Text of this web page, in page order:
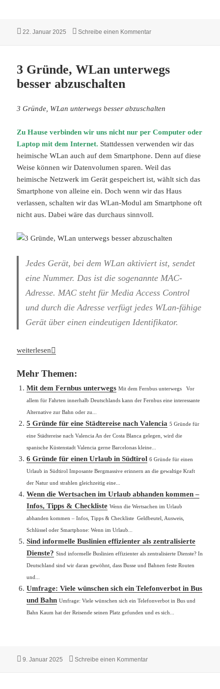
Veröffentlicht
22. Januar 2025 Schreibe einen Kommentarzu Wie geht „Slow
3 Gründe, WLan unterwegs
besser abzuschalten
3 Gründe, WLan unterwegs besser abzuschalten
Zu Hause verbinden wir uns nicht nur per Computer oder
Laptop mit dem Internet. Stattdessen verwenden wir das
heimische WLan auch auf dem Smartphone. Denn auf diese
Weise können wir Datenvolumen sparen. Weil das
heimische Netzwerk im Gerät gespeichert ist, wählt sich das
Smartphone von alleine ein. Doch wenn wir das Haus
verlassen, schalten wir das WLan-Modul am Smartphone oft
nicht aus. Dabei wäre das durchaus sinnvoll.
Jedes Gerät, bei dem WLan aktiviert ist, sendet
eine Nummer. Das ist die sogenannte MAC-
Adresse. MAC steht für Media Access Control
und durch die Adresse verfügt jedes WLan-fähige
Gerät über einen eindeutigen Identifikator.
3 Gründe, WLan unterwegs besser abzuschalten
weiterlesen
Mehr Themen:
Mit dem Fernbus unterwegs Mit dem Fernbus unterwegs Vor
allem für Fahrten innerhalb Deutschlands kann der Fernbus eine interessante
Alternative zur Bahn oder zu...
5 Gründe für eine Städtereise nach Valencia 5 Gründe für
eine Städtereise nach Valencia An der Costa Blanca gelegen, wird die
spanische Küstenstadt Valencia gerne Barcelonas kleine...
6 Gründe für einen Urlaub in Südtirol 6 Gründe für einen
Urlaub in Südtirol Imposante Bergmassive erinnern an die gewaltige Kraft
der Natur und strahlen gleichzeitig eine...
Wenn die Wertsachen im Urlaub abhanden kommen –
Infos, Tipps & Checkliste Wenn die Wertsachen im Urlaub
abhanden kommen – Infos, Tipps & Checkliste Geldbeutel, Ausweis,
Schlüssel oder Smartphone: Wenn im Urlaub...
Sind informelle Buslinien effizienter als zentralisierte
Dienste? Sind informelle Buslinien effizienter als zentralisierte Dienste? In
Deutschland sind wir daran gewöhnt, dass Busse und Bahnen feste Routen
und...
Umfrage: Viele wünschen sich ein Telefonverbot in Bus
und Bahn Umfrage: Viele wünschen sich ein Telefonverbot in Bus und
Bahn Kaum hat der Reisende seinen Platz gefunden und es sich...
Veröffentlicht
9. Januar 2025 Schreibe einen Kommentarzu 3 Gründe, WLan